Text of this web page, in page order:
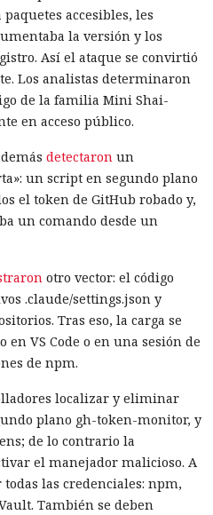
no se perderá para todos al
en una carta que recibieron
había planeado
en la mayoría de los
pero pospuso la
continuar preparando a
de funciones compatibles. En
oficialmente que la versión
el lugar a Gemini.
inteligentes y tabletas
el servicio esté disponible.
ajustes ya no será posible.
cumplir los requisitos
no se especifica qué
antes de las actuales redes
principalmente con
podía pedirle que
música, hiciera una
accesibles, les
la versión y los
Así el ataque se convirtió
Los analistas determinaron
de la familia Mini Shai-
en acceso público.
detectaron un
un script en segundo plano
el token de GitHub robado y,
un comando desde un
otro vector: el código
.claude/settings.json y
Tras eso, la carga se
VS Code o en una sesión de
de npm.
localizar y eliminar
plano gh-token-monitor, y
de lo contrario la
el manejador malicioso. A
las credenciales: npm,
También se deben